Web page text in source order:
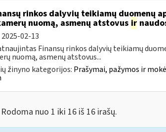
rinkos dalyvių teikiamų duomenų
nuomą, asmenų atstovus ir
2025-02-13
Finansų rinkos dalyvių teikiamų
nuomą, asmenų atstovus...
žinyno kategorijos: Prašymai, pažymos ir
Rodoma nuo 1 iki 16 iš 16 irašų.